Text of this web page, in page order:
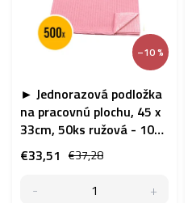
–10 %
► Jednorazová podložka
na pracovnú plochu, 45 x
33cm, 50ks ružová - 10
balení
€37,28
€33,51